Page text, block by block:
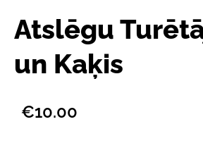
Atslēgu
un Kaķis
€10.00